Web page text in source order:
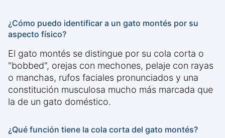
¿Cómo puedo identificar a un gato montés por su
aspecto físico?
El gato montés se distingue por su cola corta o
"bobbed", orejas con mechones, pelaje con rayas
o manchas, rufos faciales pronunciados y una
constitución musculosa mucho más marcada que
la de un gato doméstico.
¿Qué función tiene la cola corta del gato montés?